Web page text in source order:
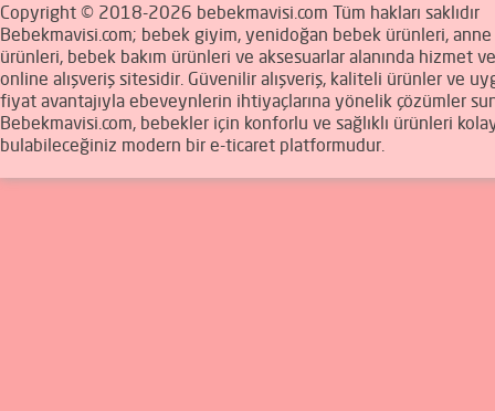
Copyright © 2018-2026 bebekmavisi.com Tüm hakları saklıdır
Bebekmavisi.com; bebek giyim, yenidoğan bebek ürünleri,
ürünleri, bebek bakım ürünleri ve aksesuarlar alanında hizmet
online alışveriş sitesidir. Güvenilir alışveriş, kaliteli ürünler ve
fiyat avantajıyla ebeveynlerin ihtiyaçlarına yönelik çözümler
Bebekmavisi.com, bebekler için konforlu ve sağlıklı ürünleri
bulabileceğiniz modern bir e-ticaret platformudur.